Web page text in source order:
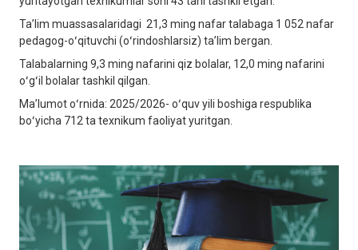
Taʼlim muassasalaridagi 21,3 ming nafar talabaga 1 052 nafar
pedagog-oʻqituvchi (oʻrindoshlarsiz) taʼlim bergan.
Talabalarning 9,3 ming nafarini qiz bolalar, 12,0 ming nafarini
oʻgʻil bolalar tashkil qilgan.
Maʼlumot oʻrnida: 2025/2026- oʻquv yili boshiga respublika
boʻyicha 712 ta texnikum faoliyat yuritgan.